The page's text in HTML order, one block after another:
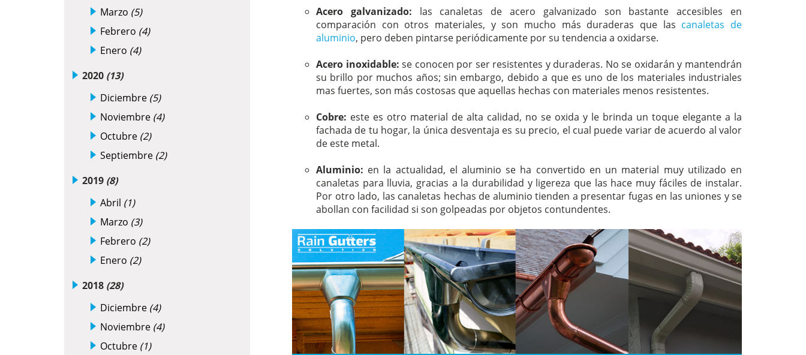
Acero galvanizado: las canaletas de acero galvanizado son bastante accesibles en
comparación con otros materiales, y son mucho más duraderas que las canaletas de
aluminio, pero deben pintarse periódicamente por su tendencia a oxidarse.
Acero inoxidable: se conocen por ser resistentes y duraderas. No se oxidarán y mantendrán
su brillo por muchos años; sin embargo, debido a que es uno de los materiales industriales
mas fuertes, son más costosas que aquellas hechas con materiales menos resistentes.
Cobre: este es otro material de alta calidad, no se oxida y le brinda un toque elegante a la
fachada de tu hogar, la única desventaja es su precio, el cual puede variar de acuerdo al valor
de este metal.
Aluminio: en la actualidad, el aluminio se ha convertido en un material muy utilizado en
canaletas para lluvia, gracias a la durabilidad y ligereza que las hace muy fáciles de instalar.
Por otro lado, las canaletas hechas de aluminio tienden a presentar fugas en las uniones y se
abollan con facilidad si son golpeadas por objetos contundentes.
Marzo (5)
Febrero (4)
Enero (4)
2020 (13)
Diciembre (5)
Noviembre (4)
Octubre (2)
Septiembre (2)
2019 (8)
Abril (1)
Marzo (3)
Febrero (2)
Enero (2)
2018 (28)
Diciembre (4)
Noviembre (4)
Octubre (1)